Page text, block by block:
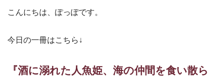
こんにちは、ぽっぽです。
今日の一冊はこちら↓
『酒に溺れた人魚姫、海の仲間を食い散ら